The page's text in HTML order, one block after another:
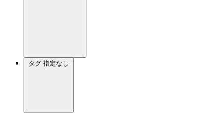
タグ 指定なし